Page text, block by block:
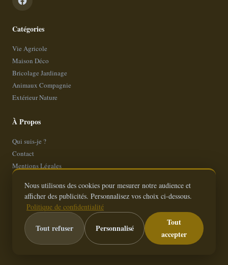
Catégories
Vie Agricole
Maison Déco
Bricolage Jardinage
Animaux Compagnie
Extérieur Nature
À Propos
Qui suis-je ?
Contact
Mentions Légales
Plan de site
ElleEstOùLaPoulette
— Tous droits réservés
La campagne, le coeur ouvert et les mains dans la terre.
Nous utilisons des cookies pour mesurer notre audience et
afficher des publicités. Personnalisez vos choix ci-dessous.
Politique de confidentialité
Tout refuser Personnalisé
Tout
accepter